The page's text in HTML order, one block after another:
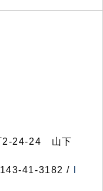
2-24-24 山下
41-3182 /